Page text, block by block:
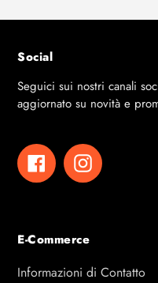
Social
Seguici sui nostri canali
aggiornato su novità e
FacebookInstagram
E-Commerce
Informazioni di Contatto